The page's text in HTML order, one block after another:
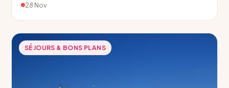
28 Nov
SÉJOURS & BONS PLANS